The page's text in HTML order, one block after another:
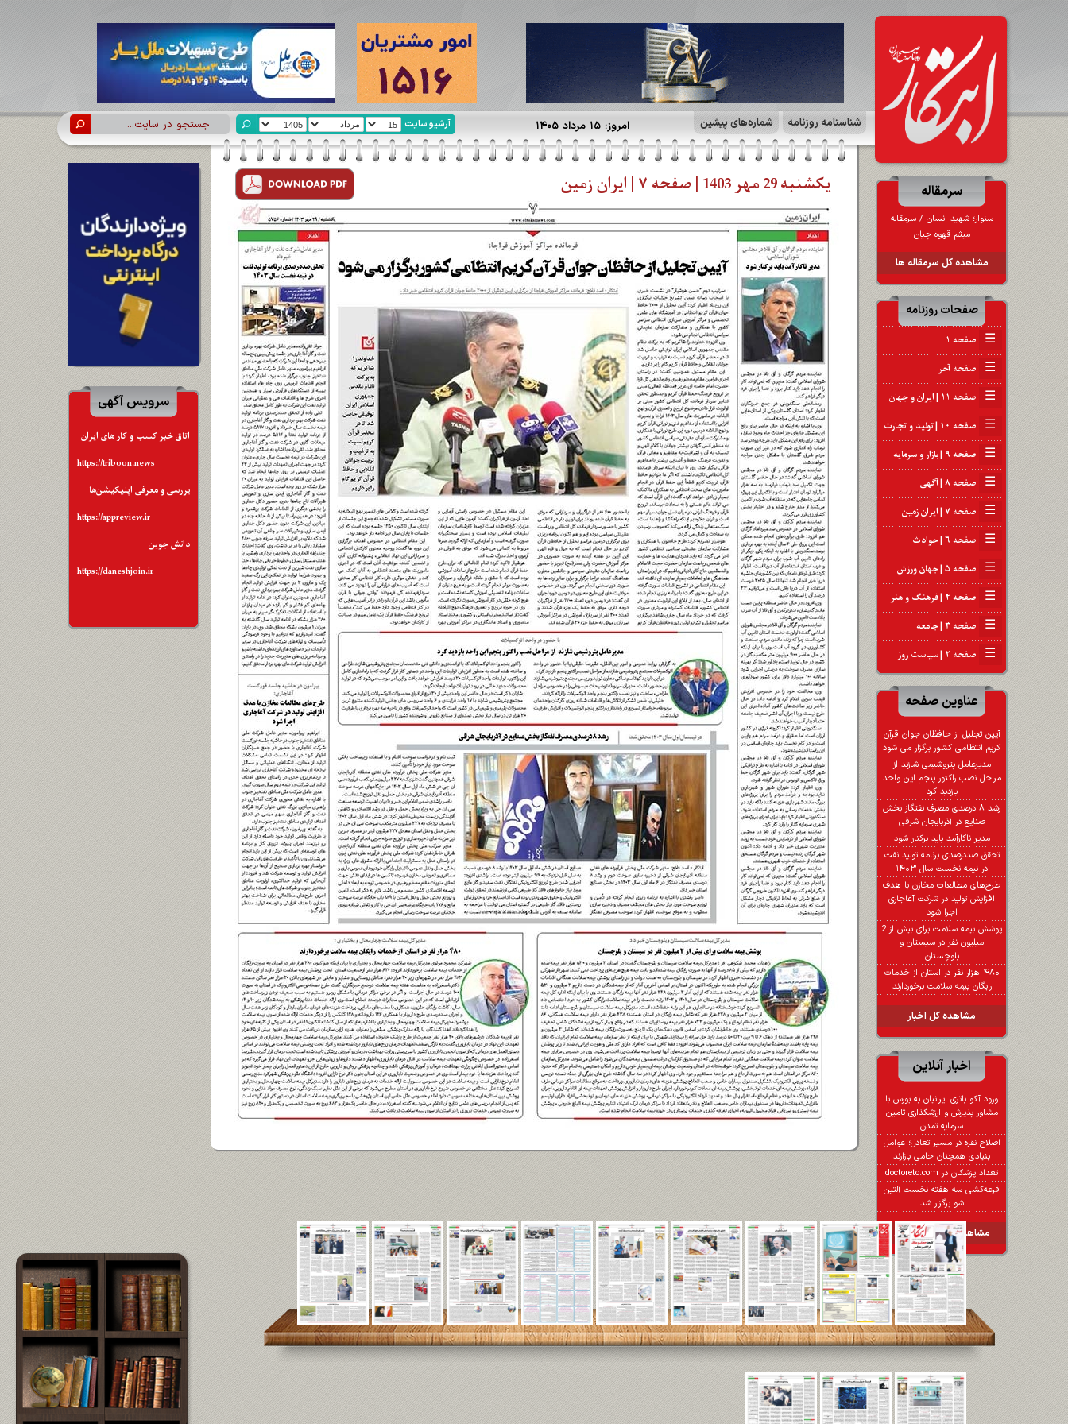
آرشیو سایت امروز: ۱۵ مرداد ۱۴۰۵ شناسنامه روزنامه شماره‌های پیشین
سرویس آگهی
اتاق خبر کسب و کار های ایران
https://triboon.news
بررسی و معرفی اپلیکیشن‌ها
https://appreview.ir
دانش جوین
https://daneshjoin.ir
سرمقاله
سنوار؛ شهید انسان / سرمقاله
میثم قهوه چیان
مشاهده کل سرمقاله ها
صفحات روزنامه
☰ صفحه ۱
☰ صفحه آخر
☰ صفحه ۱۱ | ایران و جهان
☰ صفحه ۱۰ | تولید و تجارت
☰ صفحه ۹ | بازار و سرمایه
☰ صفحه ۸ | آگهی
☰ صفحه ۷ | ایران زمین
☰ صفحه ۶ | حوادث
☰ صفحه ۵ | جهان ورزش
☰ صفحه ۴ | فرهنگ و هنر
☰ صفحه ۳ | جامعه
☰ صفحه ۲ | سیاست روز
عناوین صفحه
آیین تجلیل از حافظان جوان قرآن
کریم انتظامی کشور برگزار می شود
مدیرعامل پتروشیمی شازند از
مراحل نصب راکتور پنجم این واحد
بازدید کرد
رشد ۸ درصدی مصرف نفتگاز بخش
صنایع در آذربایجان شرقی
مدیر ناکارآمد باید برکنار شود
تحقق صددرصدی برنامه تولید نفت
در نیمه نخست سال ۱۴۰۳
طرح‌های مطالعات مخازن با هدف
افزایش تولید در شركت آغاجاری
اجرا شود
پوشش بیمه سلامت برای بیش از 2
میلیون نفر در سیستان و
بلوچستان
۴۸۰ هزار نفر در استان از خدمات
رایگان بیمه سلامت برخوردارند
مشاهده کل اخبار
اخبار آنلاین
ورود آکو باتری ایرانیان به بورس با
مشاور پذیرش و ارزشگذاری تامین
سرمایه تمدن
اصلاح نقره در مسیر تعادل؛ عوامل
بنیادی همچنان حامی بازارند
تعداد پزشکان در doctoreto.com
قرعه‌کشی سه هفته نخست آلتین
شو برگزار شد
مشاهده کل اخبار آنلاین
یکشنبه 29 مهر 1403 | صفحه ۷ | ایران زمین